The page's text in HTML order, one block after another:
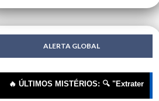
ALERTA GLOBAL
MISTÉRIOS: 🔍 "Extraterrestres"?